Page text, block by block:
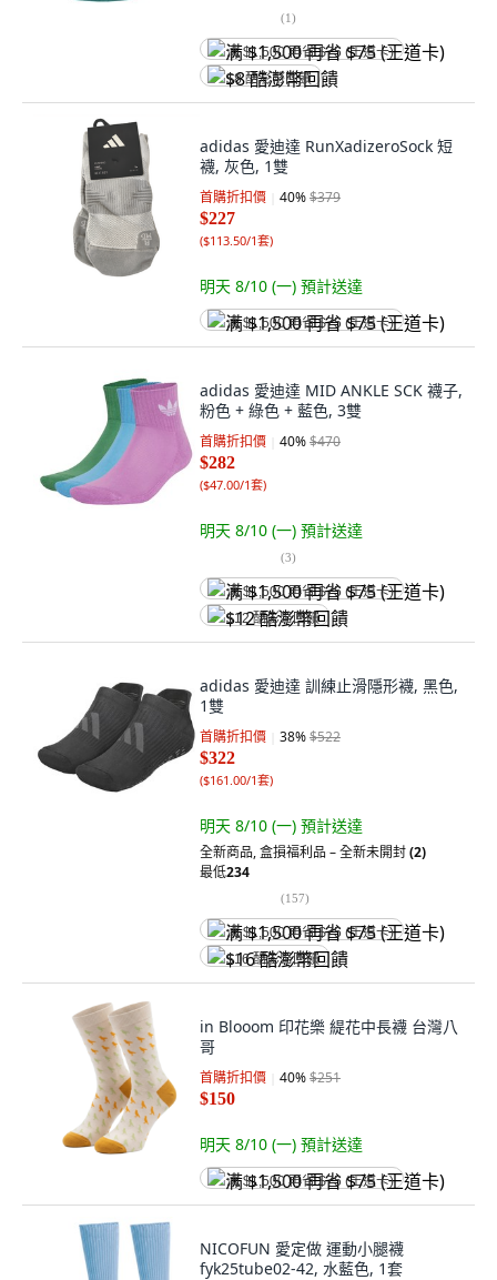
(1)
满 $1,500 再省 $75 (王道卡)
$8 酷澎幣回饋
adidas 愛迪達 RunXadizeroSock 短
襪, 灰色, 1雙
首購折扣價 40%$379
$227
($113.50/1套)
明天 8/10 (一) 預計送達
满 $1,500 再省 $75 (王道卡)
adidas 愛迪達 MID ANKLE SCK 襪子,
粉色 + 綠色 + 藍色, 3雙
首購折扣價 40%$470
$282
($47.00/1套)
明天 8/10 (一) 預計送達
(3)
满 $1,500 再省 $75 (王道卡)
$12 酷澎幣回饋
adidas 愛迪達 訓練止滑隱形襪, 黑色,
1雙
首購折扣價 38%$522
$322
($161.00/1套)
明天 8/10 (一) 預計送達
全新商品,盒損福利品 – 全新未開封(2)
最低234
(157)
满 $1,500 再省 $75 (王道卡)
$16 酷澎幣回饋
in Blooom 印花樂 緹花中長襪 台灣八
哥
首購折扣價 40%$251
$150
明天 8/10 (一) 預計送達
满 $1,500 再省 $75 (王道卡)
NICOFUN 愛定做 運動小腿襪
fyk25tube02-42, 水藍色, 1套